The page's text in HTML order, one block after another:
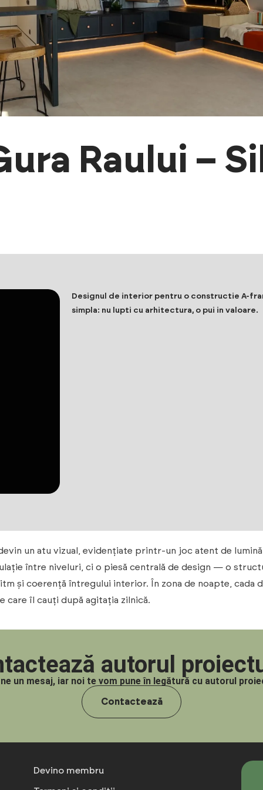
Raului –
Designul de interior pentru o constructie A-
simpla: nu lupti cu arhitectura, o pui in valoare.
un atu vizual, evidențiate printr-un joc atent de
între niveluri, ci o piesă centrală de design — o
și coerență întregului interior. În zona de noapte, cada
care îl cauți după agitația zilnică.
autorul
un mesaj, iar noi te vom pune în legătură cu autorul
Contactează
Devino membru